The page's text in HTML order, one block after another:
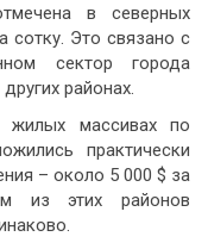
в северных
сотку. Это связано с
сектор города
районах.
массивах по
практически
– около 5 000 $ за
из этих районов